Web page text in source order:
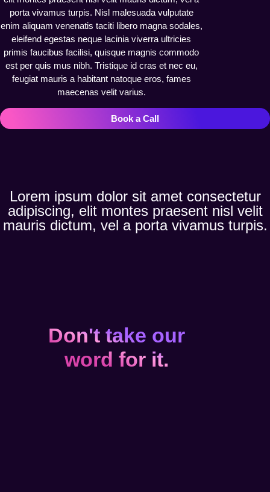
porta vivamus turpis. Nisl malesuada vulputate
enim aliquam venenatis taciti libero magna sodales,
eleifend egestas neque lacinia viverra ultricies
primis faucibus facilisi, quisque magnis commodo
est per quis mus nibh. Tristique id cras et nec eu,
feugiat mauris a habitant natoque eros, fames
maecenas velit varius.
Book a Call
Lorem ipsum dolor sit amet consectetur
adipiscing, elit montes praesent nisl velit
mauris dictum, vel a porta vivamus turpis.
Don't take our
word for it.